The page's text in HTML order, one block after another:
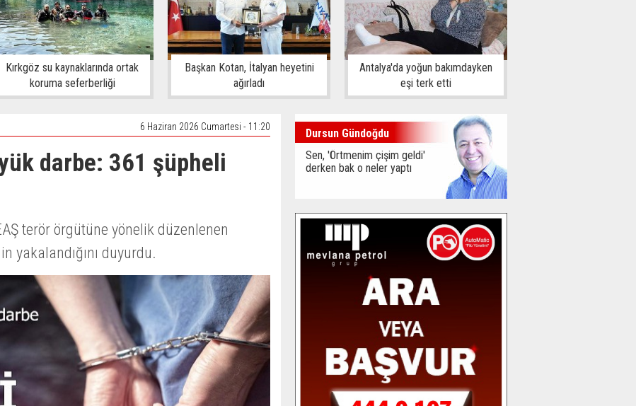
Kırkgöz su kaynaklarında ortak
koruma seferberliği
Başkan Kotan, İtalyan heyetini
ağırladı
Antalya'da yoğun bakımdayken
eşi terk etti
6 Haziran 2026 Cumartesi - 11:20
darbe: 361 şüpheli
terör örgütüne yönelik düzenlenen
yakalandığını duyurdu.
Dursun Gündoğdu
Sen, 'Örtmenim çişim geldi'
derken bak o neler yaptı